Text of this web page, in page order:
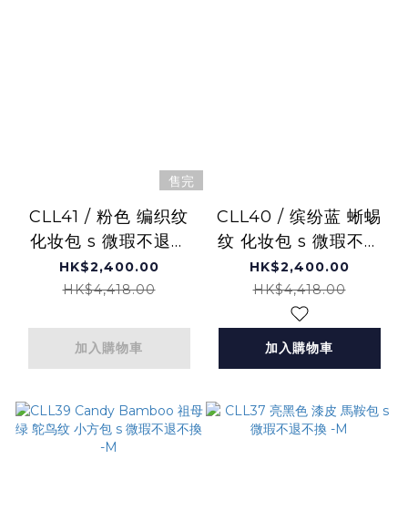
售完
CLL41 / 粉色 编织纹
化妆包 s 微瑕不退不
換 -M
HK$2,400.00
HK$4,418.00
加入購物車
CLL40 / 缤纷蓝 蜥蜴
纹 化妆包 s 微瑕不退
不換 -M
HK$2,400.00
HK$4,418.00
加入購物車